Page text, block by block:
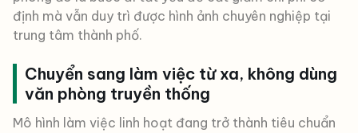
định mà vẫn duy trì được hình ảnh chuyên nghiệp tại
trung tâm thành phố.
Chuyển sang làm việc từ xa, không dùng
văn phòng truyền thống
Mô hình làm việc linh hoạt đang trở thành tiêu chuẩn